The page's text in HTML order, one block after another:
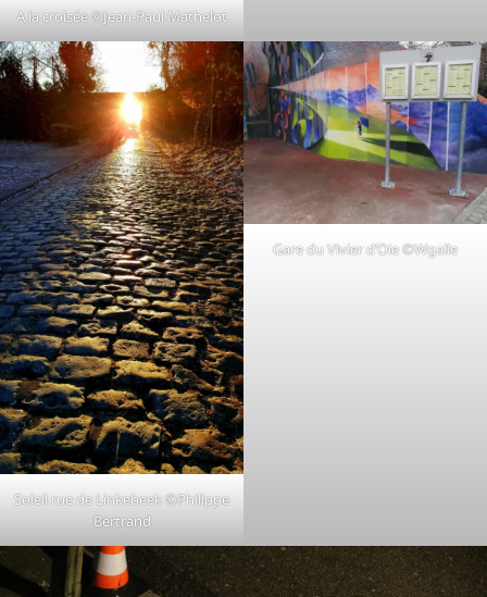
A la croisée ©Jean-Paul Mathelot
Soleil rue de Linkebeek ©Philippe
Bertrand
Gare du Vivier d’Oie ©Wgalle